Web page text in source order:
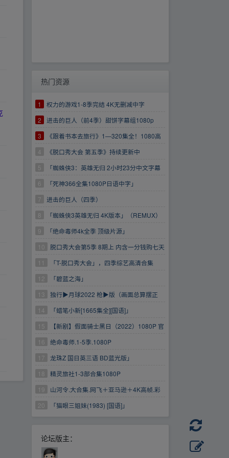
热门资源
1
权力的游戏1-8季完结 4K无删减中字
2
进击的巨人（前4季）甜饼字幕组1080p
3
《跟着书本去旅行》1—320集全！1080高
清画质！
4
《脱口秀大会 第五季》持续更新中
https://www.aliyundrive.com/s/EzCfXDfTXB7
5
「蜘蛛侠3：英雄无归 2小时23分中文字幕
版 18.5G」
6
「死神366全集1080P日语中字」
7
进击的巨人（四季）
8
「蜘蛛侠3英雄无归 4K版本」（REMUX）
9
「绝命毒师4k全季 顶级片源」
10
脱口秀大会第5季 8期上 内含一分钱购七天
云盘会员(限时速领）
https://www.aliyundrive.com/s/xi5mvfa2cmV 一
分钱购买七天阿里云盘普...会员(限时速领）
11
「T-脱口秀大会」，四季综艺高清合集
12
「碧蓝之海」
13
独行▶月球2022 枪▶版（画面总算摆正
了）
14
「蜡笔小新[1665集全][国语]」
15
【新剧】假面骑士黑日（2022）1080P 官
方中字 全10集
16
绝命毒师.1-5季.1080P
17
龙珠Z 国日英三语 BD蓝光版」
18
精灵旅社1-3部合集1080P
19
山河令.大合集.网飞＋亚马逊＋4K高帧.彩
蛋.演唱会.花絮.番外.预告.片花.油管特别三集.剧
20 「猫眼三姐妹(1983) [国语]」
论坛版主：